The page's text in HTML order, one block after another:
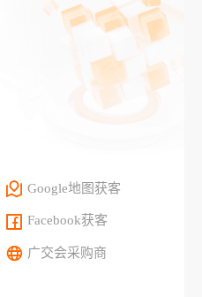
Google地图获客
Facebook获客
广交会采购商